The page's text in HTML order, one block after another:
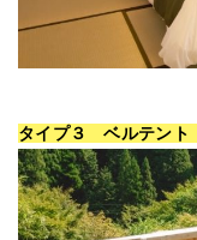
タイプ３ ベルテント